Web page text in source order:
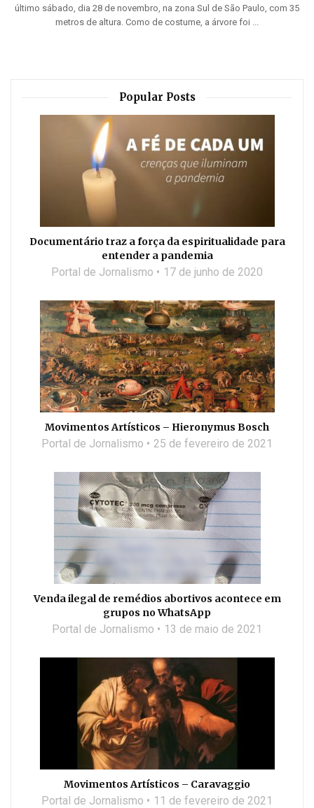
último sábado, dia 28 de novembro, na zona Sul de São Paulo, com 35
metros de altura. Como de costume, a árvore foi ...
Popular Posts
Documentário traz a força da espiritualidade para
entender a pandemia
Portal de Jornalismo 17 de junho de 2020
Movimentos Artísticos – Hieronymus Bosch
Portal de Jornalismo 25 de fevereiro de 2021
Venda ilegal de remédios abortivos acontece em
grupos no WhatsApp
Portal de Jornalismo 13 de maio de 2021
Movimentos Artísticos – Caravaggio
Portal de Jornalismo 11 de fevereiro de 2021